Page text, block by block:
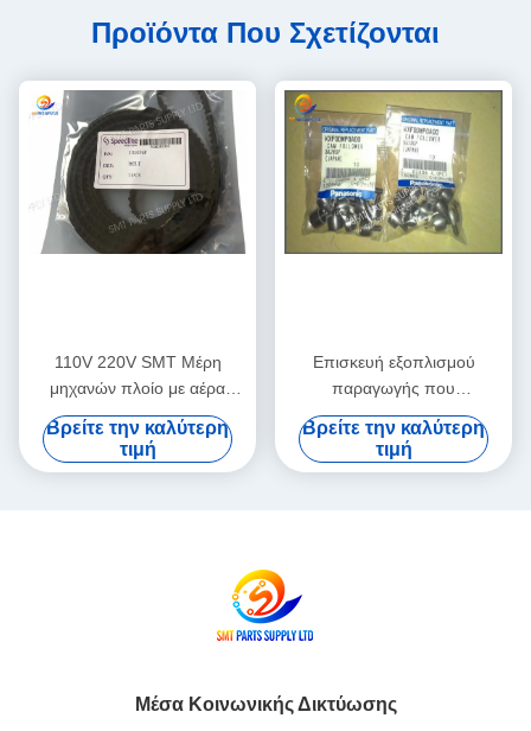
Προϊόντα Που Σχετίζονται
110V 220V SMT Μέρη
μηχανών πλοίο με αέρα
ολοκληρωμένη υπηρεσία
διδασκαλίας πεδίου που
υποστηρίζει προηγμένες
Βρείτε την καλύτερη
τιμή
Επισκευή εξοπλισμού
παραγωγής που
χρησιμοποιείται σε καλή
κατάσταση, σχεδιασμένο για
ακρίβεια και σταθερή
Βρείτε την καλύτερη
τιμή
Μέσα Κοινωνικής Δικτύωσης